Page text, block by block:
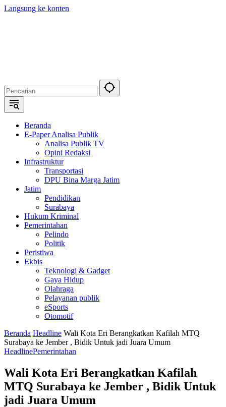
Langsung ke konten
Beranda
E-Paper Analisa Publik
Analisa Publik TV
Opini Redaksi
Infrastruktur
Transportasi
DPU Bina Marga Jatim
Jatim
Pendidikan
Surabaya
Hukum Kriminal
Pemerintahan
Pelindo
Politik
Peristiwa
Ekbis
Teknologi & Gadget
Gaya Hidup
Olahraga
Pelayanan publik
eSports
Otomotif
Beranda Headline Wali Kota Eri Berangkatkan Kafilah MTQ
Surabaya ke Jember , Bidik Untuk jadi Juara Umum
HeadlinePemerintahan
Wali Kota Eri Berangkatkan Kafilah
MTQ Surabaya ke Jember , Bidik Untuk
jadi Juara Umum